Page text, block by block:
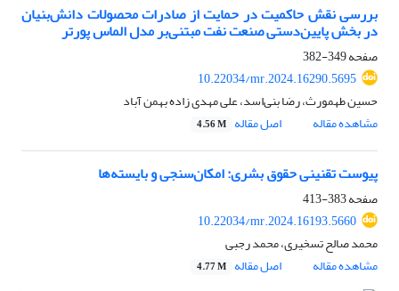
بررسی نقش حاکمیت در حمایت از صادرات محصولات دانش‌بنیان
در بخش پایین‌دستی صنعت نفت مبتنی‌بر مدل الماس پورتر
صفحه349-382
10.22034/mr.2024.16290.5695
حسین طهمورث، رضا بنی‌اسد، علی مهدی زاده بهمن آباد
مشاهده مقاله
اصل مقاله 4.56 M
پیوست تقنینی حقوق بشری: امکان‌سنجی و بایسته‌ها
صفحه383-413
10.22034/mr.2024.16193.5660
محمد صالح تسخیری، محمد رجبی
مشاهده مقاله
اصل مقاله 4.77 M